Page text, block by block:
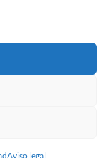
Aviso legal
Pastor. Sitio web